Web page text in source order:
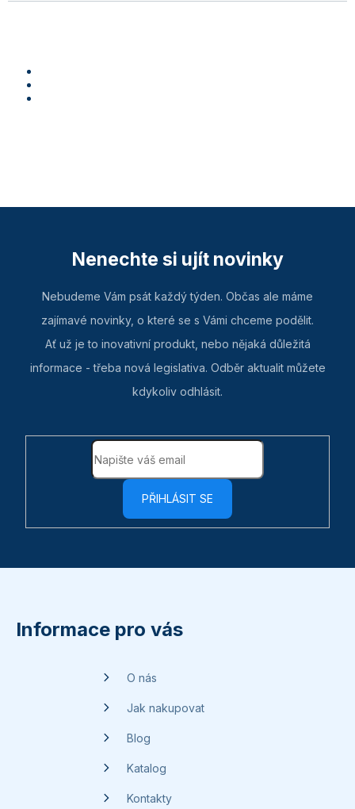
Nenechte si ujít novinky
Nebudeme Vám psát každý týden. Občas ale máme
zajímavé novinky, o které se s Vámi chceme podělit.
Ať už je to inovativní produkt, nebo nějaká důležitá
informace - třeba nová legislativa. Odběr aktualit můžete
kdykoliv odhlásit.
PŘIHLÁSIT SE
Informace pro vás
O nás
Jak nakupovat
Blog
Katalog
Kontakty